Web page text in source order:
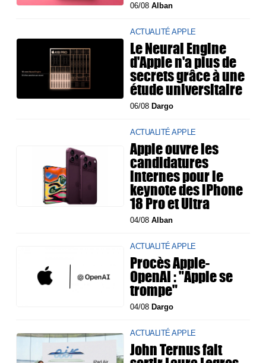
06/08Alban
ACTUALITÉ APPLE
Le Neural Engine
d'Apple n'a plus de
secrets grâce à une
étude universitaire
06/08 Dargo
ACTUALITÉ APPLE
Apple ouvre les
candidatures
internes pour le
keynote des iPhone
18 Pro et Ultra
04/08Alban
ACTUALITÉ APPLE
Procès Apple-
OpenAI : "Apple se
trompe"
04/08 Dargo
ACTUALITÉ APPLE
John Ternus fait